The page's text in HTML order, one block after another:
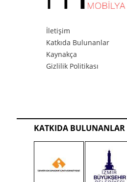
İletişim
Katkıda Bulunanlar
Kaynakça
Gizlilik Politikası
KATKIDA BULUNANLAR